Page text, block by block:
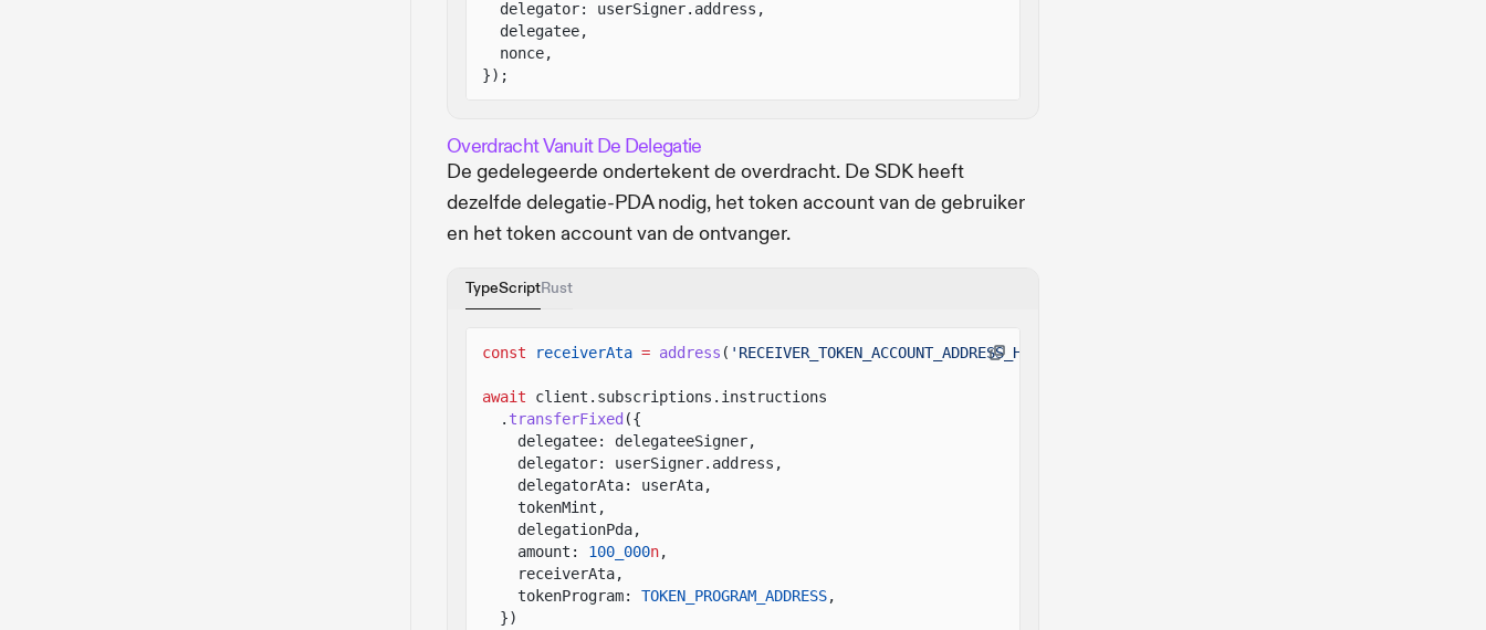
delegator: userSigner.address,
delegatee,
nonce,
});
Overdracht Vanuit De Delegatie
De gedelegeerde ondertekent de overdracht. De SDK heeft
dezelfde delegatie-PDA nodig, het token account van de gebruiker
en het token account van de ontvanger.
TypeScriptRust
const receiverAta = address ( 'RECEIVER_TOKEN_ACCOUNT_ADDRESS_HERE'
await
client.subscriptions.instructions
. transferFixed ({
delegatee: delegateeSigner,
delegator: userSigner.address,
delegatorAta: userAta,
tokenMint,
delegationPda,
amount:
100_000n,
receiverAta,
tokenProgram:
TOKEN_PROGRAM_ADDRESS,
})